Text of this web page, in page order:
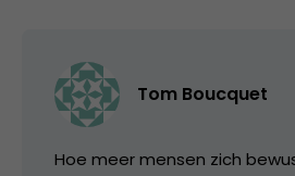
Tom Boucquet
Hoe meer mensen zich